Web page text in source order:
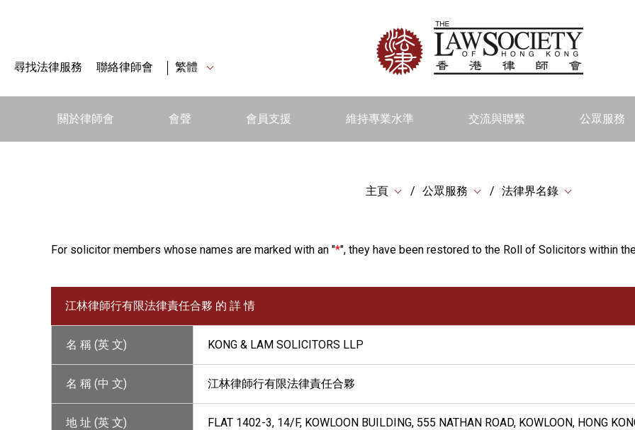
尋找法律服務 聯絡律師會 繁體
關於律師會 會聲 會員支援 維持專業水準 交流與聯繫 公眾服務
主頁 公眾服務 法律界名錄
For solicitor members whose names are marked with an "*", they have been restored to the Roll of Solicitors within
江林律師行有限法律責任合夥 的 詳 情
名 稱 (英 文) KONG & LAM SOLICITORS LLP
名 稱 (中 文) 江林律師行有限法律責任合夥
地 址 (英 文) FLAT 1402-3, 14/F, KOWLOON BUILDING, 555 NATHAN ROAD, KOWLOON, HONG